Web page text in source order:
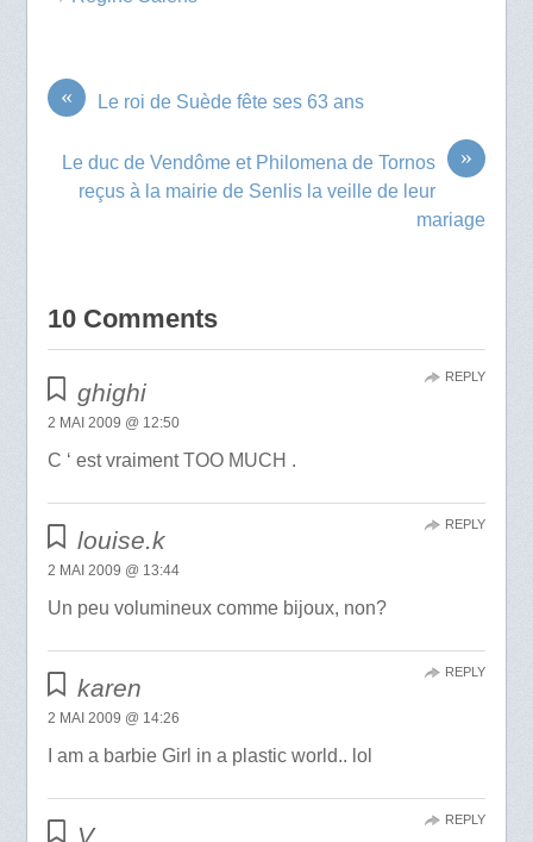
« Le roi de Suède fête ses 63 ans
»
Le duc de Vendôme et Philomena de Tornos
reçus à la mairie de Senlis la veille de leur
mariage
10 Comments
ghighi
2 MAI 2009 @ 12:50
C ‘ est vraiment TOO MUCH .
REPLY
louise.k
2 MAI 2009 @ 13:44
Un peu volumineux comme bijoux, non?
REPLY
karen
2 MAI 2009 @ 14:26
I am a barbie Girl in a plastic world.. lol
REPLY
V.
REPLY